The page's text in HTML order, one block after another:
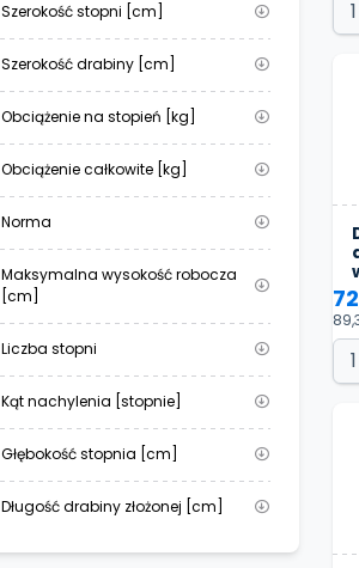
Szerokość stopni [cm]
Szerokość drabiny [cm]
Obciążenie na stopień [kg]
Obciążenie całkowite [kg]
Norma
Maksymalna wysokość robocza
[cm]
Liczba stopni
Kąt nachylenia [stopnie]
Głębokość stopnia [cm]
Długość drabiny złożonej [cm]